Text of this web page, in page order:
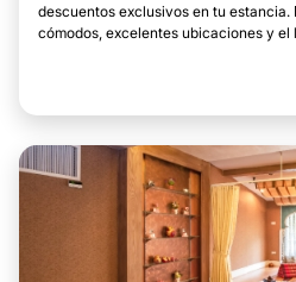
descuentos exclusivos en tu estancia.
cómodos, excelentes ubicaciones y